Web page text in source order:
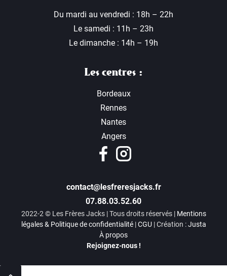
Du mardi au vendredi : 18h – 22h
Le samedi : 11h – 23h
Le dimanche : 14h – 19h
Les centres :
Bordeaux
Rennes
Nantes
Angers
contact@lesfreresjacks.fr
07.88.03.52.60
2022-2 © Les Frères Jacks | Tous droits réservés | Mentions
légales & Politique de confidentialité|CGU| Création :Justa
À propos
Rejoignez-nous !